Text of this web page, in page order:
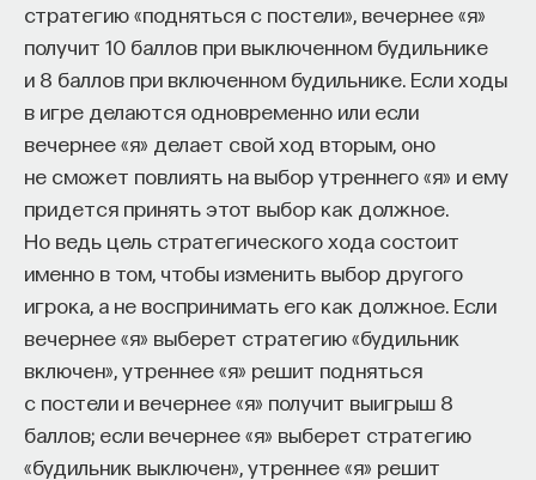
стратегию «подняться с постели», вечернее «я»
получит 10 баллов при выключенном будильнике
и 8 баллов при включенном будильнике. Если ходы
в игре делаются одновременно или если
вечернее «я» делает свой ход вторым, оно
не сможет повлиять на выбор утреннего «я» и ему
придется принять этот выбор как должное.
Но ведь цель стратегического хода состоит
именно в том, чтобы изменить выбор другого
игрока, а не воспринимать его как должное. Если
вечернее «я» выберет стратегию «будильник
включен», утреннее «я» решит подняться
с постели и вечернее «я» получит выигрыш 8
баллов; если вечернее «я» выберет стратегию
«будильник выключен», утреннее «я» решит